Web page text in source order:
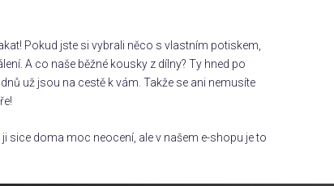
Pokud jste si vybrali něco s vlastním potiskem,
A co naše běžné kousky z dílny? Ty hned po
už jsou na cestě k vám. Takže se ani nemusíte
sice doma moc neocení, ale v našem e-shopu je to